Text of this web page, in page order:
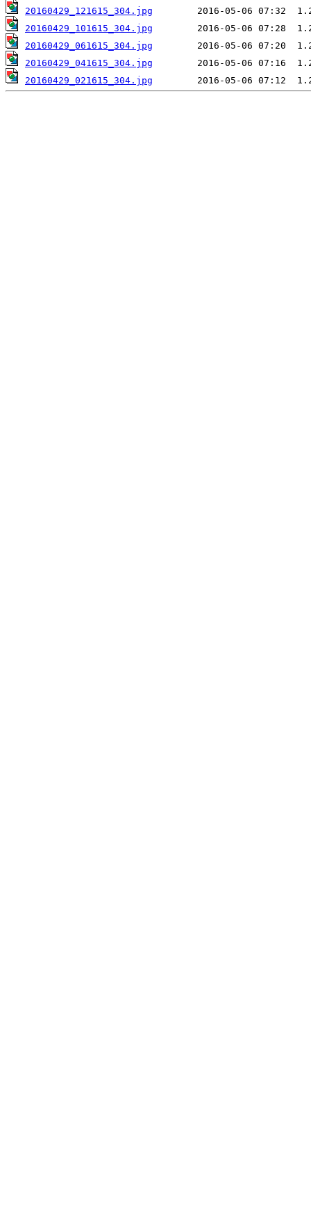
20160429_121615_304.jpg
20160429_101615_304.jpg
20160429_061615_304.jpg
20160429_041615_304.jpg
20160429_021615_304.jpg